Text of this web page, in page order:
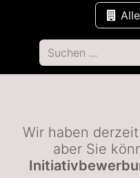
Wir haben
aber Sie